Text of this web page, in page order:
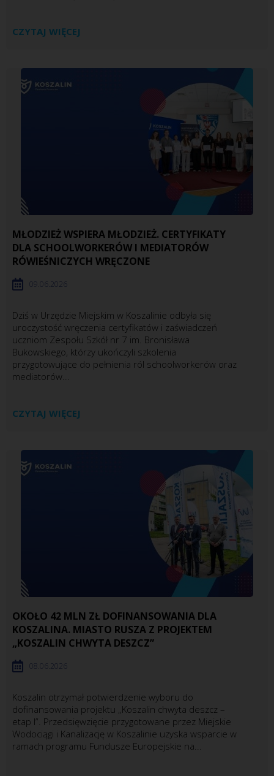
CZYTAJ WIĘCEJ
MŁODZIEŻ WSPIERA MŁODZIEŻ. CERTYFIKATY
DLA SCHOOLWORKERÓW I MEDIATORÓW
RÓWIEŚNICZYCH WRĘCZONE
09.06.2026
Dziś w Urzędzie Miejskim w Koszalinie odbyła się
uroczystość wręczenia certyfikatów i zaświadczeń
uczniom Zespołu Szkół nr 7 im. Bronisława
Bukowskiego, którzy ukończyli szkolenia
przygotowujące do pełnienia ról schoolworkerów oraz
mediatorów...
CZYTAJ WIĘCEJ
OKOŁO 42 MLN ZŁ DOFINANSOWANIA DLA
KOSZALINA. MIASTO RUSZA Z PROJEKTEM
„KOSZALIN CHWYTA DESZCZ”
08.06.2026
Koszalin otrzymał potwierdzenie wyboru do
dofinansowania projektu „Koszalin chwyta deszcz –
etap I”. Przedsięwzięcie przygotowane przez Miejskie
Wodociągi i Kanalizację w Koszalinie uzyska wsparcie w
ramach programu Fundusze Europejskie na...